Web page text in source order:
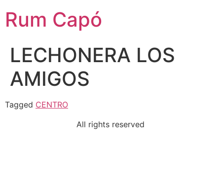
Rum Capó
LECHONERA LOS
AMIGOS
Tagged CENTRO
All rights reserved